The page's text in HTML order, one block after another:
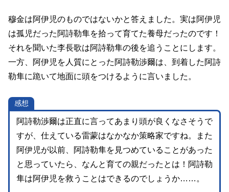
穆金は阿伊児のものではないかと答えました。実は阿伊児
は孤児だった阿詩勒隼を拾って育てた養母だったのです！
それを聞いた李長歌は阿詩勒隼の後を追うことにします。
一方、阿伊児を人質にとった阿詩勒渉爾は、到着した阿詩
勒隼に跪いて地面に頭をつけるように言いました。
感想
阿詩勒渉爾は正直に言ってあまり頭が良くなさそうで
すが、仕えている雷蒙はなかなか策略家ですね。また
阿伊児が以前、阿詩勒隼を見つめていることがあった
と思っていたら、なんと育ての親だったとは！阿詩勒
隼は阿伊児を救うことはできるのでしょうか……。